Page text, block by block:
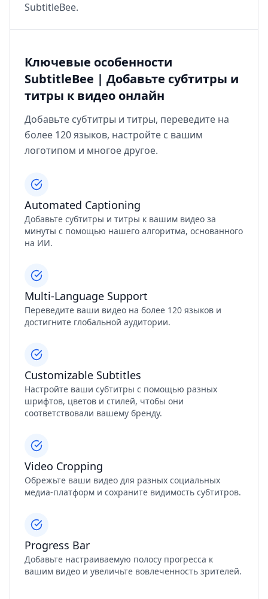
SubtitleBee.
Ключевые особенности
SubtitleBee | Добавьте субтитры и
титры к видео онлайн
Добавьте субтитры и титры, переведите на
более 120 языков, настройте с вашим
логотипом и многое другое.
Automated Captioning
Добавьте субтитры и титры к вашим видео за
минуты с помощью нашего алгоритма, основанного
на ИИ.
Multi-Language Support
Переведите ваши видео на более 120 языков и
достигните глобальной аудитории.
Customizable Subtitles
Настройте ваши субтитры с помощью разных
шрифтов, цветов и стилей, чтобы они
соответствовали вашему бренду.
Video Cropping
Обрежьте ваши видео для разных социальных
медиа-платформ и сохраните видимость субтитров.
Progress Bar
Добавьте настраиваемую полосу прогресса к
вашим видео и увеличьте вовлеченность зрителей.